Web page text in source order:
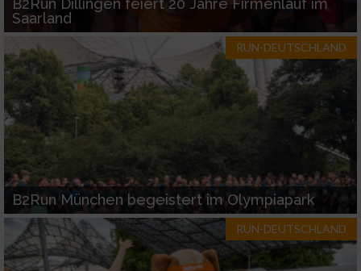
B2Run Dillingen feiert 20 Jahre Firmenlauf im
Saarland
RUN-DEUTSCHLAND
B2Run München begeistert im Olympiapark
RUN-DEUTSCHLAND